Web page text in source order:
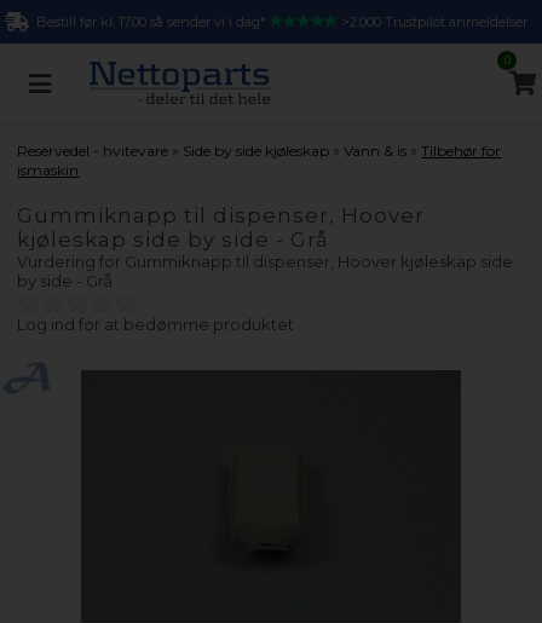
Bestill før kl. 17.00 så sender vi i dag* >2.000 Trustpilot anmeldelser
0
Reservedel - hvitevare » Side by side kjøleskap »Vann & is »Tilbehør for
ismaskin
Gummiknapp til dispenser, Hoover
kjøleskap side by side - Grå
Vurdering for Gummiknapp til dispenser, Hoover kjøleskap side
by side - Grå
Log ind for at bedømme produktet